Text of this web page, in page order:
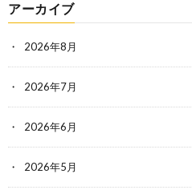
アーカイブ
2026年8月
2026年7月
2026年6月
2026年5月